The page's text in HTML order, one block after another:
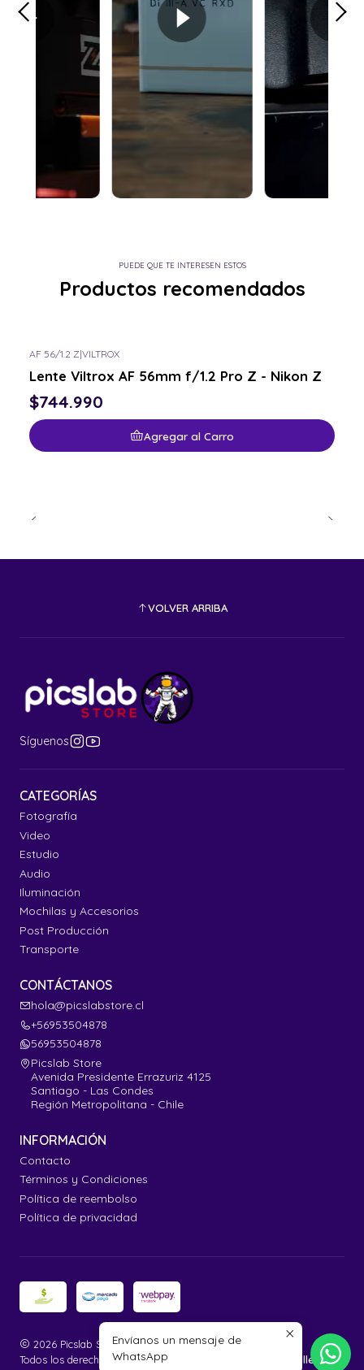
PUEDE QUE TE INTERESEN ESTOS
Productos recomendados
AF 56/1.2 Z|VILTROX
Lente Viltrox AF 56mm f/1.2 Pro Z - Nikon Z
$744.990
Agregar al Carro
VOLVER ARRIBA
Síguenos
CATEGORÍAS
Fotografía
Video
Estudio
Audio
Iluminación
Mochilas y Accesorios
Post Producción
Transporte
CONTÁCTANOS
hola@picslabstore.cl
+56953504878
56953504878
Picslab Store
Avenida Presidente Errazuriz 4125
Santiago - Las Condes
Región Metropolitana - Chile
INFORMACIÓN
Contacto
Términos y Condiciones
Política de reembolso
Política de privacidad
2026 Picslab Store.
Todos los derechos reservados.
Desarrollado por Jumpseller .
Envíanos un mensaje de
WhatsApp